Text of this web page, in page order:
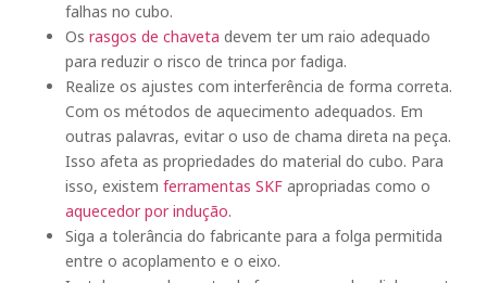
falhas no cubo.
Os rasgos de chaveta devem ter um raio adequado
para reduzir o risco de trinca por fadiga.
Realize os ajustes com interferência de forma correta.
Com os métodos de aquecimento adequados. Em
outras palavras, evitar o uso de chama direta na peça.
Isso afeta as propriedades do material do cubo. Para
isso, existem ferramentas SKF apropriadas como o
aquecedor por indução.
Siga a tolerância do fabricante para a folga permitida
entre o acoplamento e o eixo.